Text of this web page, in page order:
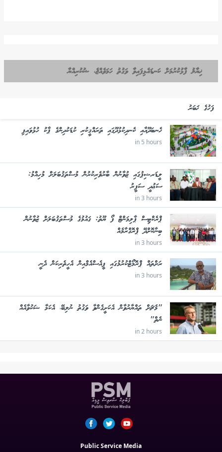
ޚިޔާލު ފާޅުކުރުމަށް ކަނޑައެޅިފައިވާ ވަގުތު ހަމަވެއްޖެ، ޝުކުރިއްޔާ
ފަހުގެ ޚަބަރު
ހެނބަދޫއާއި ކެނދިކުޅުދޫގައި ތަރައްޤީކުރި ކުޑަކުދިންގެ ޕާކު ހުޅުވައިފި
in 5 hours
ލީޑަރޝިޕުގައި ޒުވާނުން ބާރުވެރިކުރުން މުސްތަޤުބަލަށް މުހިއްމު:
ސަޢުދީ ސަފީރު
in 3 hours
ޕްރެކްޓިސް ޕާލިމަންޓް ފޯ ޔޫތު: ޤައުމުގެ މުސްތަޤުބަލަށް ޒުވާނުން
ބިނާކޮށްދޭ ޕްރޮގްރާމެއް
in 3 hours
ރަށްތައް ޕްރޮމޯޓްކުރުމުގައި ޕީއެސްއެމްއިން އެހީތެރިކަން ދެނީ
in 3 hours
"މެޗަށް ތައްޔާރުވާން އެކަށީގެންވާ ވަގުތު ނުލިބޭ، އެކަމާ ޝަކުވާއެއް
ނެތް"
in 2 hours
Public Service Media